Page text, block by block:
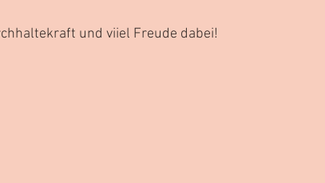
und viiel Freude dabei!